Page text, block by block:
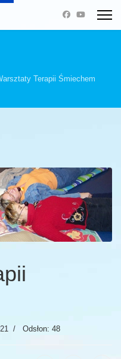
Terapii Śmiechem
Odsłon: 48